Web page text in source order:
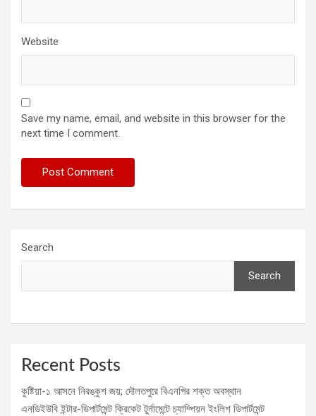
Website
Save my name, email, and website in this browser for the
next time I comment.
Search
Search
Recent Posts
কুষ্টিয়া-১ আসনে নিরঙ্কুশ জয়; দৌলতপুরে বিএনপির শক্ত অবস্থান
এনডিইউবি ইন্টার-ডিপার্টমেন্ট ক্রিকেট টুর্নামেন্টে চ্যাম্পিয়ন ইংলিশ ডিপার্টমেন্ট